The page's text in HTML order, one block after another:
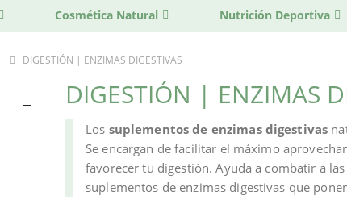
Cosmética Natural Nutrición Deportiva
DIGESTIÓN | ENZIMAS DIGESTIVAS
DIGESTIÓN | ENZIMAS
Los suplementos de enzimas digestivas
Se encargan de facilitar el máximo
favorecer tu digestión. Ayuda a combatir a
suplementos de enzimas digestivas que